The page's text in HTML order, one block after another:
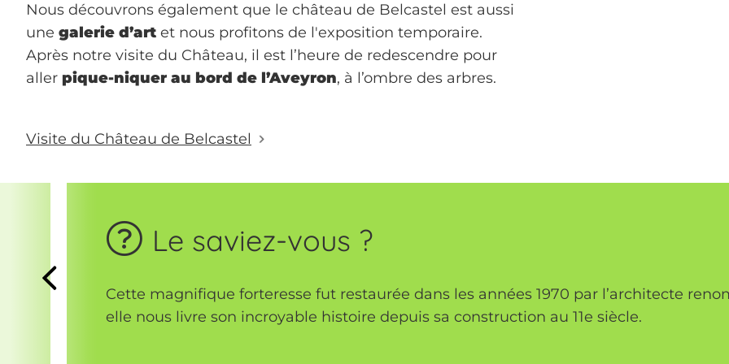
Nous découvrons également que le château de Belcastel est aussi
une galerie d’art et nous profitons de l'exposition temporaire.
Après notre visite du Château, il est l’heure de redescendre pour
aller pique-niquer au bord de l’Aveyron, à l’ombre des arbres.
Visite du Château de Belcastel
Le saviez-vous ?
Cette magnifique forteresse fut restaurée dans les années 1970 par l’architecte
elle nous livre son incroyable histoire depuis sa construction au 11e siècle.
Previous